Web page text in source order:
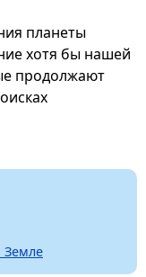
планеты
хотя бы нашей
продолжают
Земле